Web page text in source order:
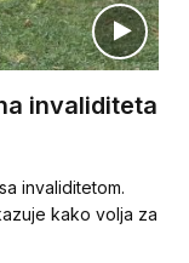
invaliditeta
invaliditetom.
kako volja za